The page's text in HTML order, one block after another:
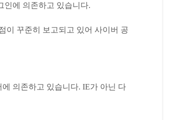
인에 의존하고 있습니다.
이 꾸준히 보고되고 있어 사이버 공
의존하고 있습니다. IE가 아닌 다